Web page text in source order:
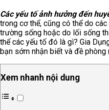
Các yếu tố ảnh hưởng đến
trong cơ thể, cũng có thể do
trường sống hoặc do lối sống
thể các yếu tố đó là gì? Gia
bạn sớm nhận biết và đề phòng
Xem nhanh nội dung